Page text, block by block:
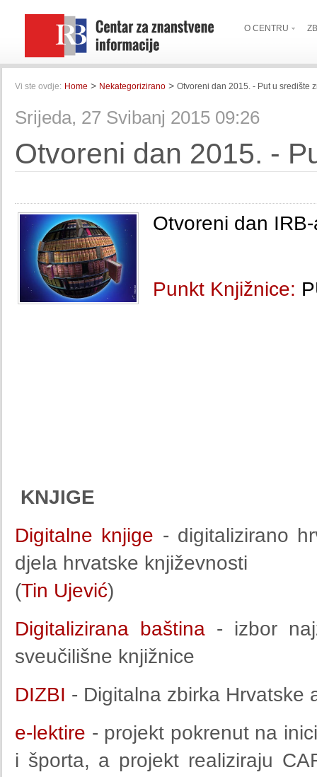
O CENTRU
Vi ste ovdje: Home > Nekategorizirano > Otvoreni dan 2015. - Put u središte
Srijeda, 27 Svibanj 2015 09:26
Otvoreni dan 2015. -
Otvoreni dan
Punkt Knjižnice:
KNJIGE
Digitalne knjige - digitalizirano
djela hrvatske književnosti
(Tin Ujević)
Digitalizirana baština - izbor
sveučilišne knjižnice
DIZBI - Digitalna zbirka Hrvatske
e-lektire - projekt pokrenut na
i športa, a projekt realiziraju